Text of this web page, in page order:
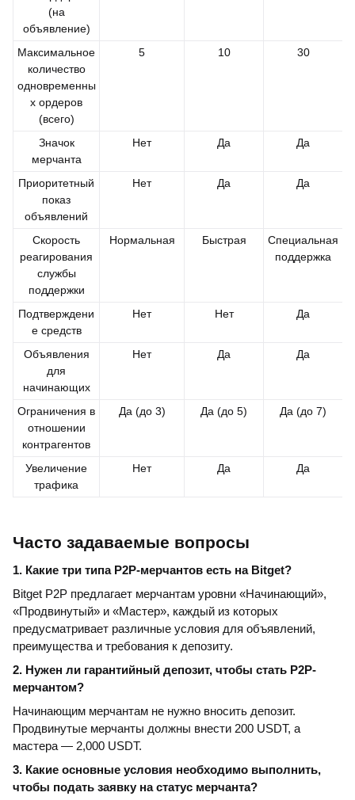
(на
объявление)
Максимальное
количество
одновременны
х ордеров
(всего)
5 10 30
Значок
мерчанта
Нет Да Да
Приоритетный
показ
объявлений
Нет Да Да
Скорость
реагирования
службы
поддержки
Нормальная Быстрая
Специальная
поддержка
Подтверждени
е средств
Нет Нет Да
Объявления
для
начинающих
Нет Да Да
Ограничения в
отношении
контрагентов
Да (до 3) Да (до 5) Да (до 7)
Увеличение
трафика
Нет Да Да
Часто задаваемые вопросы
1. Какие три типа P2P-мерчантов есть на Bitget?
Bitget P2P предлагает мерчантам уровни «Начинающий»,
«Продвинутый» и «Мастер», каждый из которых
предусматривает различные условия для объявлений,
преимущества и требования к депозиту.
2. Нужен ли гарантийный депозит, чтобы стать P2P-
мерчантом?
Начинающим мерчантам не нужно вносить депозит.
Продвинутые мерчанты должны внести 200 USDT, а
мастера — 2,000 USDT.
3. Какие основные условия необходимо выполнить,
чтобы подать заявку на статус мерчанта?